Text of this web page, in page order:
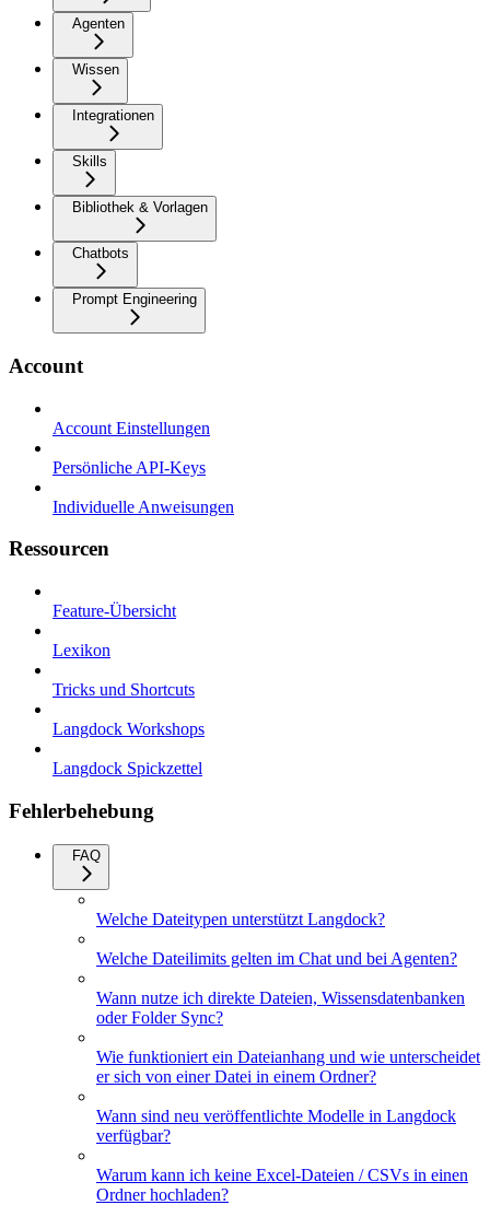
Agenten
Wissen
Integrationen
Skills
Bibliothek & Vorlagen
Chatbots
Prompt Engineering
Account
Account Einstellungen
Persönliche API-Keys
Individuelle Anweisungen
Ressourcen
Feature-Übersicht
Lexikon
Tricks und Shortcuts
Langdock Workshops
Langdock Spickzettel
Fehlerbehebung
FAQ
Welche Dateitypen unterstützt Langdock?
Welche Dateilimits gelten im Chat und bei Agenten?
Wann nutze ich direkte Dateien, Wissensdatenbanken
oder Folder Sync?
Wie funktioniert ein Dateianhang und wie unterscheidet
er sich von einer Datei in einem Ordner?
Wann sind neu veröffentlichte Modelle in Langdock
verfügbar?
Warum kann ich keine Excel-Dateien / CSVs in einen
Ordner hochladen?